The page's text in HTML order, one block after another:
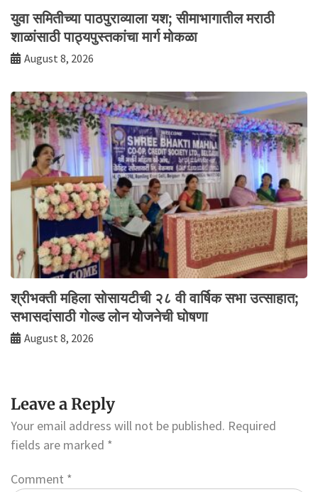
युवा समितीच्या पाठपुराव्याला यश; सीमाभागातील मराठी
शाळांसाठी पाठ्यपुस्तकांचा मार्ग मोकळा
August 8, 2026
श्रीभक्ती महिला सोसायटीची २८ वी वार्षिक सभा उत्साहात;
सभासदांसाठी गोल्ड लोन योजनेची घोषणा
August 8, 2026
Leave a Reply
Your email address will not be published. Required
fields are marked *
Comment *